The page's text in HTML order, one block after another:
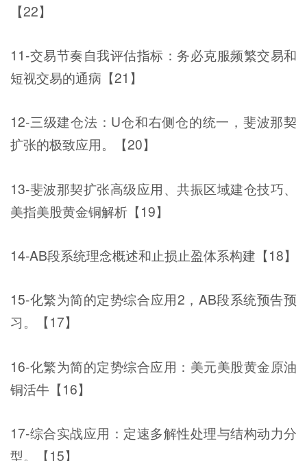
【22】
11-交易节奏自我评估指标：务必克服频繁交易和
短视交易的通病【21】
12-三级建仓法：U仓和右侧仓的统一，斐波那契
扩张的极致应用。【20】
13-斐波那契扩张高级应用、共振区域建仓技巧、
美指美股黄金铜解析【19】
14-AB段系统理念概述和止损止盈体系构建【18】
15-化繁为简的定势综合应用2，AB段系统预告预
习。【17】
16-化繁为简的定势综合应用：美元美股黄金原油
铜活牛【16】
17-综合实战应用：定速多解性处理与结构动力分
型。【15】